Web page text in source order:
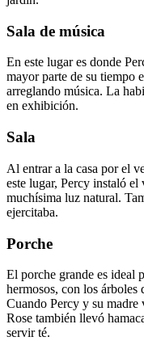
Sala de música
En este lugar es donde
mayor parte de su tiempo
arreglando música. La
en exhibición.
Sala
Al entrar a la casa por el
este lugar, Percy instaló el
muchísima luz natural.
ejercitaba.
Porche
El porche grande es ideal
hermosos, con los árboles
Cuando Percy y su
Rose también llevó
servir té.